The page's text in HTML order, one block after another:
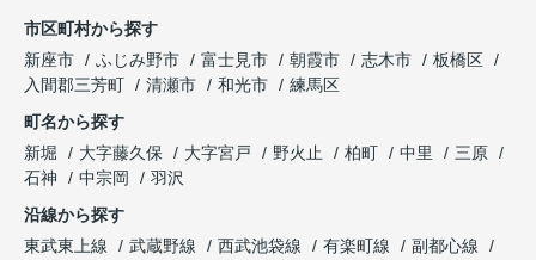
市区町村から探す
新座市
ふじみ野市 富士見市 朝霞市 志木市
板橋区
入間郡三芳町
清瀬市 和光市
練馬区
町名から探す
新堀
大字藤久保 大字宮戸 野火止 柏町 中里
三原
石神
中宗岡
羽沢
沿線から探す
東武東上線
武蔵野線 西武池袋線 有楽町線
副都心線